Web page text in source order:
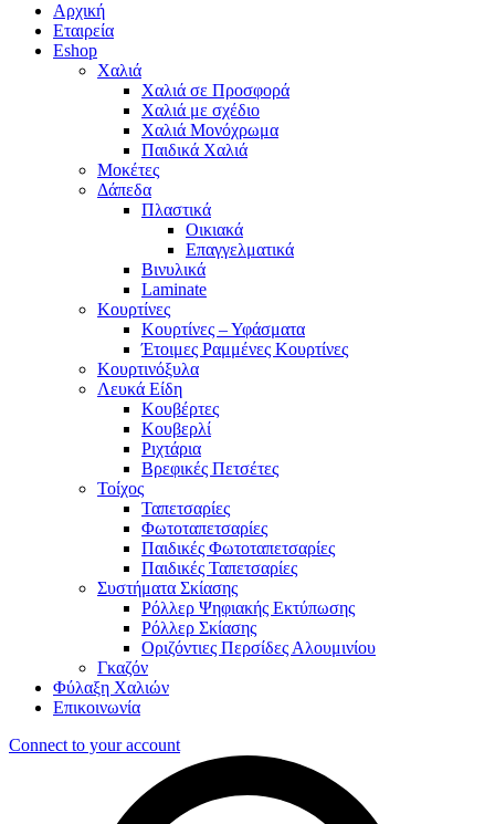
Αρχική
Εταιρεία
Eshop
Χαλιά
Χαλιά σε Προσφορά
Χαλιά με σχέδιο
Χαλιά Μονόχρωμα
Παιδικά Χαλιά
Μοκέτες
Δάπεδα
Πλαστικά
Οικιακά
Επαγγελματικά
Βινυλικά
Laminate
Κουρτίνες
Κουρτίνες – Υφάσματα
Έτοιμες Ραμμένες Κουρτίνες
Κουρτινόξυλα
Λευκά Είδη
Κουβέρτες
Κουβερλί
Ριχτάρια
Βρεφικές Πετσέτες
Τοίχος
Ταπετσαρίες
Φωτοταπετσαρίες
Παιδικές Φωτοταπετσαρίες
Παιδικές Ταπετσαρίες
Συστήματα Σκίασης
Ρόλλερ Ψηφιακής Εκτύπωσης
Ρόλλερ Σκίασης
Οριζόντιες Περσίδες Αλουμινίου
Γκαζόν
Φύλαξη Χαλιών
Επικοινωνία
Connect to your account